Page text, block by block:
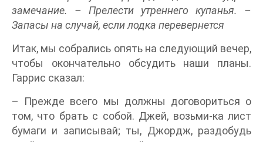
замечание. – Прелести утреннего купанья. –
Запасы на случай, если лодка перевернется
Итак, мы собрались опять на следующий вечер,
чтобы окончательно обсудить наши планы.
Гаррис сказал:
– Прежде всего мы должны договориться о
том, что брать с собой. Джей, возьми-ка лист
бумаги и записывай; ты, Джордж, раздобудь